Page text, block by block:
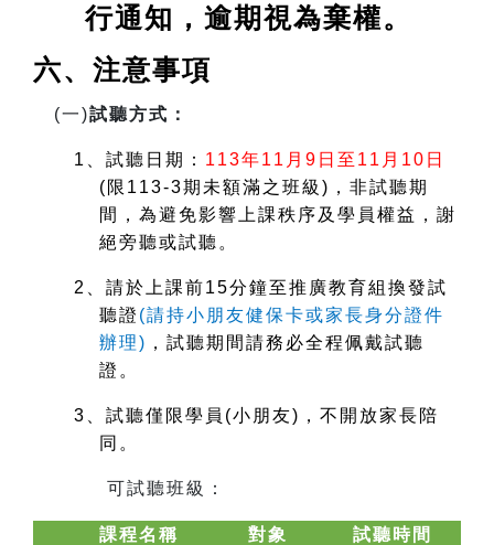
行通知，逾期視為棄權。
六、注意事項
(一)試聽方式：
1 、試聽日期： 113年11月9日至11月10日
( 限113-3期未額滿之班級)，非試聽期
間，為避免影響上課秩序及學員權益，謝
絕旁聽或試聽。
2
、請於上課前15分鐘至推廣教育組換發試
聽證 (請持小朋友健保卡或家長身分證件
辦理) ，試聽期間請務必全程佩戴試聽
證。
3
、試聽僅限學員(小朋友)，不開放家長陪
同。
可試聽班級：
課程名稱 對象 試聽時間